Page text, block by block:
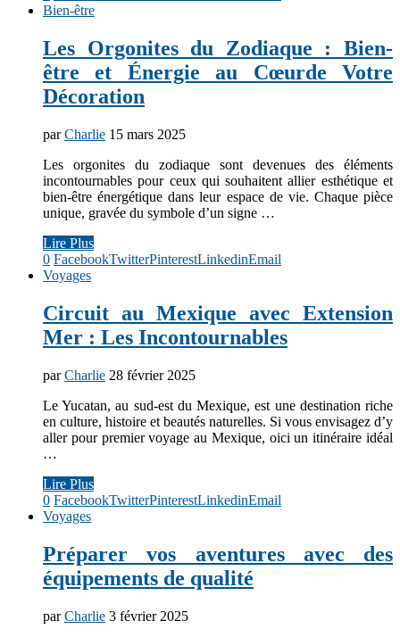
Bien-être
Les Orgonites du Zodiaque : Bien-
être et Énergie au Cœurde Votre
Décoration
parCharlie 15 mars 2025
Les orgonites du zodiaque sont devenues des éléments
incontournables pour ceux qui souhaitent allier esthétique et
bien-être énergétique dans leur espace de vie. Chaque pièce
unique, gravée du symbole d’un signe …
Lire Plus
0 FacebookTwitterPinterestLinkedinEmail
Voyages
Circuit au Mexique avec Extension
Mer : Les Incontournables
parCharlie 28 février 2025
Le Yucatan, au sud-est du Mexique, est une destination riche
en culture, histoire et beautés naturelles. Si vous envisagez d’y
aller pour premier voyage au Mexique, oici un itinéraire idéal
…
Lire Plus
0 FacebookTwitterPinterestLinkedinEmail
Voyages
Préparer vos aventures avec des
équipements de qualité
parCharlie 3 février 2025